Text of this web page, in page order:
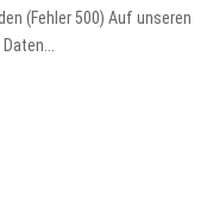
(Fehler 500) Auf unseren